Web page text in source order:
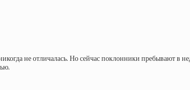
не отличалась. Но сейчас поклонники пребывают